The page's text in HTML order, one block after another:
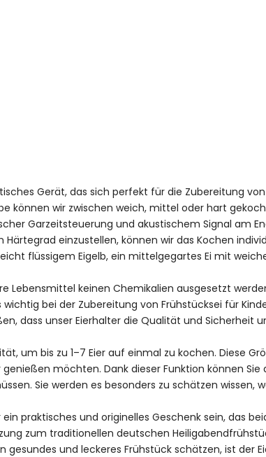
Gerät, das sich perfekt für die Zubereitung
können wir zwischen weich, mittel oder hart
Garzeitsteuerung und akustischem Signal am
einzustellen, können wir das Kochen
flüssigem Eigelb, ein mittelgegartes Ei mit
Lebensmittel keinen Chemikalien ausgesetzt
bei der Zubereitung von Frühstücksei für
dass unser Eierhalter die Qualität und Sicherheit
um bis zu 1–7 Eier auf einmal zu kochen. Diese
möchten. Dank dieser Funktion können Sie
Sie werden es besonders zu schätzen wissen,
praktisches und originelles Geschenk sein, das
zum traditionellen deutschen
und leckeres Frühstück schätzen, ist der